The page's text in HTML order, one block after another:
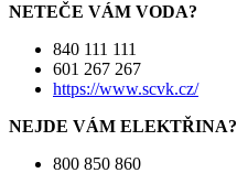
NETEČE VÁM VODA?
840 111 111
601 267 267
https://www.scvk.cz/
NEJDE VÁM ELEKTŘINA?
800 850 860